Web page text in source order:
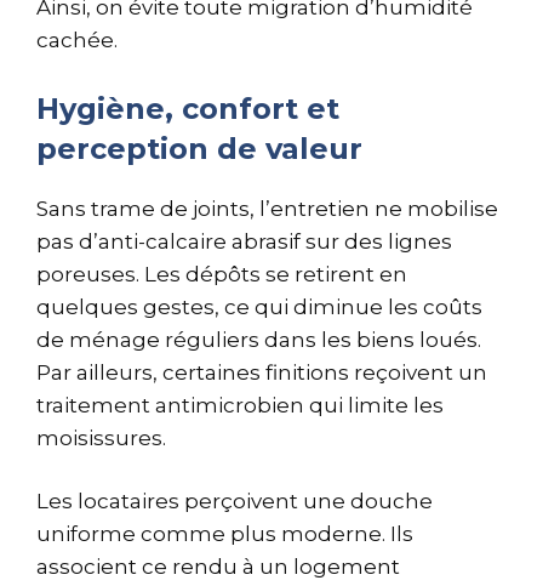
Ainsi, on évite toute migration d’humidité
cachée.
Hygiène, confort et
perception de valeur
Sans trame de joints, l’entretien ne mobilise
pas d’anti-calcaire abrasif sur des lignes
poreuses. Les dépôts se retirent en
quelques gestes, ce qui diminue les coûts
de ménage réguliers dans les biens loués.
Par ailleurs, certaines finitions reçoivent un
traitement antimicrobien qui limite les
moisissures.
Les locataires perçoivent une douche
uniforme comme plus moderne. Ils
associent ce rendu à un logement